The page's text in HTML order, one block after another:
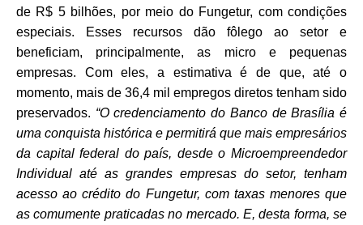
de R$ 5 bilhões, por meio do Fungetur, com condições
especiais. Esses recursos dão fôlego ao setor e
beneficiam, principalmente, as micro e pequenas
empresas. Com eles, a estimativa é de que, até o
momento, mais de 36,4 mil empregos diretos tenham sido
preservados. “O credenciamento do Banco de Brasília é
uma conquista histórica e permitirá que mais empresários
da capital federal do país, desde o Microempreendedor
Individual até as grandes empresas do setor, tenham
acesso ao crédito do Fungetur, com taxas menores que
as comumente praticadas no mercado. E, desta forma, se